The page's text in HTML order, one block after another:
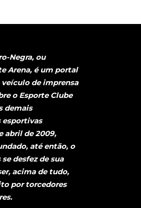
Negra, ou
Arena, é um portal
de imprensa
o Esporte Clube
demais
esportivas
abril de 2009,
até então, o
desfez de sua
acima de tudo,
por torcedores